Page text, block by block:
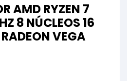
AMD RYZEN 7
8 NÚCLEOS 16
VEGA